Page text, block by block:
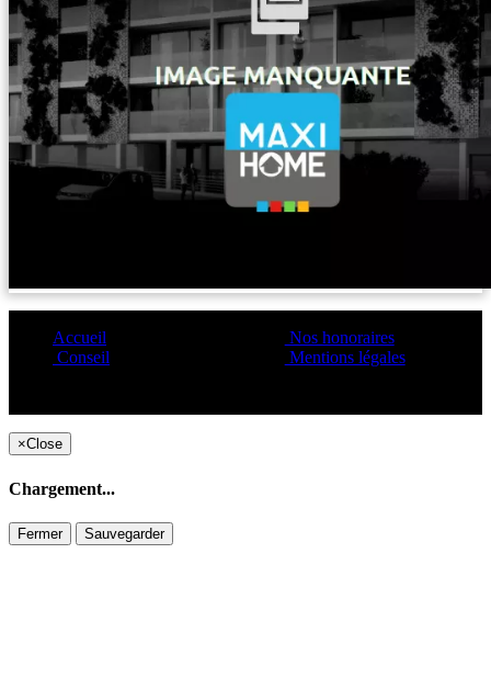
Accueil
Conseil
Nos honoraires
Mentions légales
×Close
Chargement...
Fermer Sauvegarder